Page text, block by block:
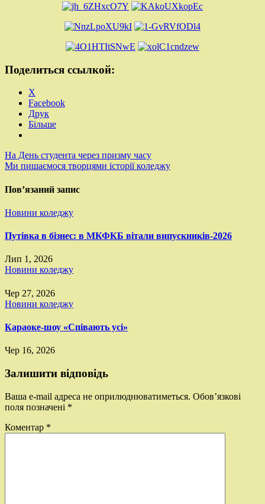
Поделиться ссылкой:
X
Facebook
Друк
Більше
Навігація
записів
На День студента через призму часу
Ми пишаємося творцями історії коледжу
Пов’язаний запис
Новини коледжу
Путівка в бізнес: в МКФКБ вітали випускників-2026
Лип 1, 2026
Новини коледжу
Чер 27, 2026
Новини коледжу
Караоке-шоу «Співають усі»
Чер 16, 2026
Залишити відповідь
Ваша e-mail адреса не оприлюднюватиметься. Обов’язкові
поля позначені *
Коментар *